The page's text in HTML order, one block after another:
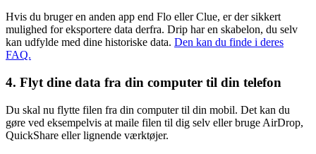
Hvis du bruger en anden app end Flo eller Clue, er der sikkert
mulighed for eksportere data derfra. Drip har en skabelon, du selv
kan udfylde med dine historiske data. Den kan du finde i deres
FAQ.
4. Flyt dine data fra din computer til din telefon
Du skal nu flytte filen fra din computer til din mobil. Det kan du
gøre ved eksempelvis at maile filen til dig selv eller bruge AirDrop,
QuickShare eller lignende værktøjer.